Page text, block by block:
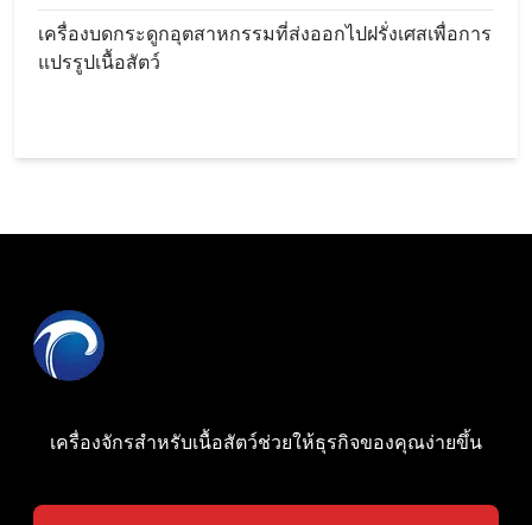
เครื่องบดกระดูกอุตสาหกรรมที่ส่งออกไปฝรั่งเศสเพื่อการ
แปรรูปเนื้อสัตว์
เครื่องจักรสำหรับเนื้อสัตว์ช่วยให้ธุรกิจของคุณง่ายขึ้น